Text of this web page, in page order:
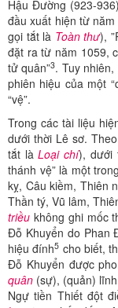
Hậu Đường (923-936)
đầu xuất hiện từ
gọi tắt là Toàn thư),
đặt ra từ năm 1059,
tử quân”3. Tuy
phiên hiệu của một
“vệ”.
Trong các tài liệu
dưới thời Lê sơ. Theo
tắt làLoại chí), dưới
thánh vệ” là một
kỵ, Câu kiềm, Thiên
Thần tý, Vũ lâm,
triều không ghi mốc
Đỗ Khuyển do Phan
hiệu đính5 cho biết,
Đỗ Khuyển được
quân (sự), (quản)
Ngự tiền Thiết đột